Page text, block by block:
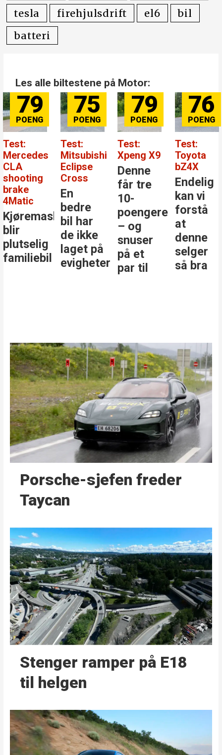
tesla
firehjulsdrift el6
bil
batteri
Les alle biltestene på Motor:
75
Test:
Mitsubishi
Eclipse
Cross
En
bedre
bil har
de ikke
laget på
evigheter
79
Test:
Xpeng X9
Denne
får tre
10-
poengere
– og
snuser
på et
par til
76
Test:
Toyota
bZ4X
Endelig
kan vi
forstå
at
denne
selger
så bra
84
Test:
Benz GLC
Den
største
stjernen
i
klassen
Porsche-sjefen freder
Taycan
Stenger ramper på E18
til helgen